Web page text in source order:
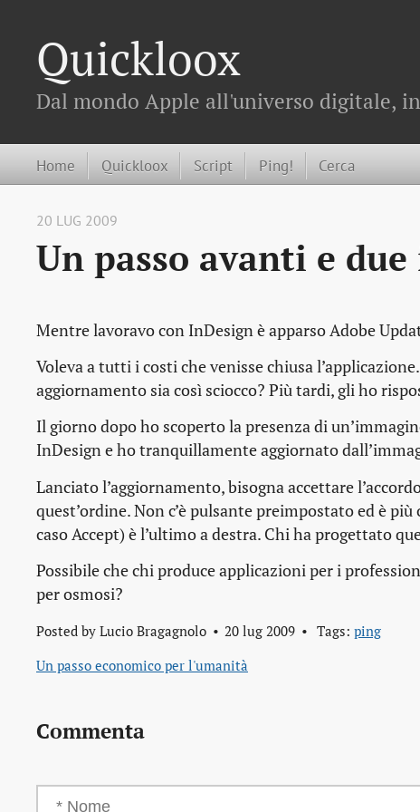
Quickloox
Dal mondo Apple all'universo digitale,
Home Quickloox Script Ping! Cerca
20 LUG 2009
Un passo avanti e
Mentre lavoravo con InDesign è apparso Adobe
Voleva a tutti i costi che venisse chiusa
aggiornamento sia così sciocco? Più tardi, gli ho
Il giorno dopo ho scoperto la presenza di
InDesign e ho tranquillamente aggiornato
Lanciato l’aggiornamento, bisogna accettare
quest’ordine. Non c’è pulsante preimpostato ed è
caso Accept) è l’ultimo a destra. Chi ha progettato
Possibile che chi produce applicazioni per i
per osmosi?
Posted by Lucio Bragagnolo 20 lug 2009 Tags: ping
Un passo economico per l'umanità
Commenta